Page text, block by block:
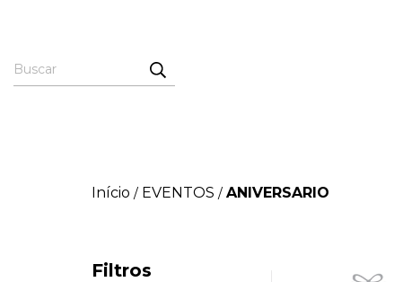
Início / EVENTOS / ANIVERSARIO
Filtros